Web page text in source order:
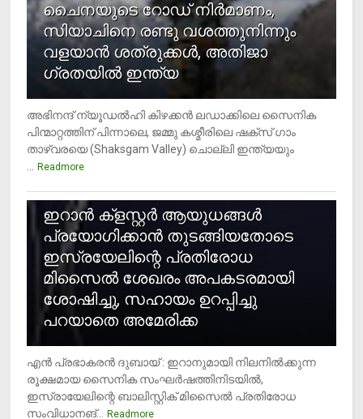
ചൈനയുടെ റോഡ് നിർമാണം,
സിയാചിനെ രണ്ടു വശത്തുനിന്നും
വളയാൻ ശത്രുക്കൾ, അതിജാ​
ഗ്രതയിൽ ഇന്ത്യ
അഭിനന്ദ് ന്യൂഡൽഹി കിഴക്കൻ ലഡാക്കിലെ സൈനിക
പിന്മാറ്റത്തിന് പിന്നാലെ, ജമ്മു കശ്മീരിലെ ഷക്സ് ​ഗാം
താഴ്‌വരയെ (Shaksgam Valley) ചൊല്ലി ഇന്ത്യയും
Readmore
ഇറാന്‍ ക്‌ളസ്റ്റര്‍ ആയുധങ്ങള്‍
പ്രയോഗിക്കാന്‍ തുടങ്ങിയതോടെ
ഇസ്രയേലിന്റെ പ്രതിരോധ
മിസൈല്‍ ശേഖരം അപകടരമായി
ശോഷിച്ചു, സഹായം ഉറപ്പിച്ചു
പറയാതെ അമേരിക്ക
എന്‍ പ്രഭാകരന്‍ ദുബായ് : ഇറാനുമായി നിലനില്‍ക്കുന്ന
രൂക്ഷമായ സൈനിക സംഘര്‍ഷത്തിനിടയില്‍,
ഇസ്രായേലിന്റെ ബാലിസ്റ്റിക് മിസൈല്‍ പ്രതിരോധ
സംവിധാനങ്...
Readmore